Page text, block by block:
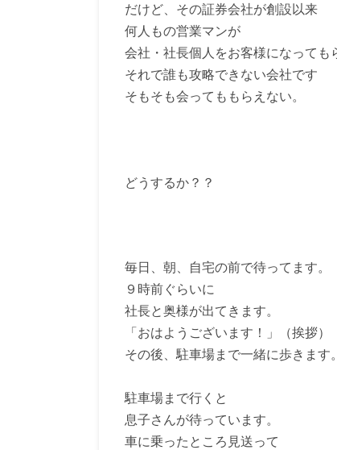
だけど、その証券会社が創設以来
何人もの営業マンが
会社・社長個人をお客様になっても
それで誰も攻略できない会社です
そもそも会ってももらえない。
どうするか？？
毎日、朝、自宅の前で待ってます。
９時前ぐらいに
社長と奥様が出てきます。
「おはようございます！」（挨拶）
その後、駐車場まで一緒に歩きます。
駐車場まで行くと
息子さんが待っています。
車に乗ったところ見送って